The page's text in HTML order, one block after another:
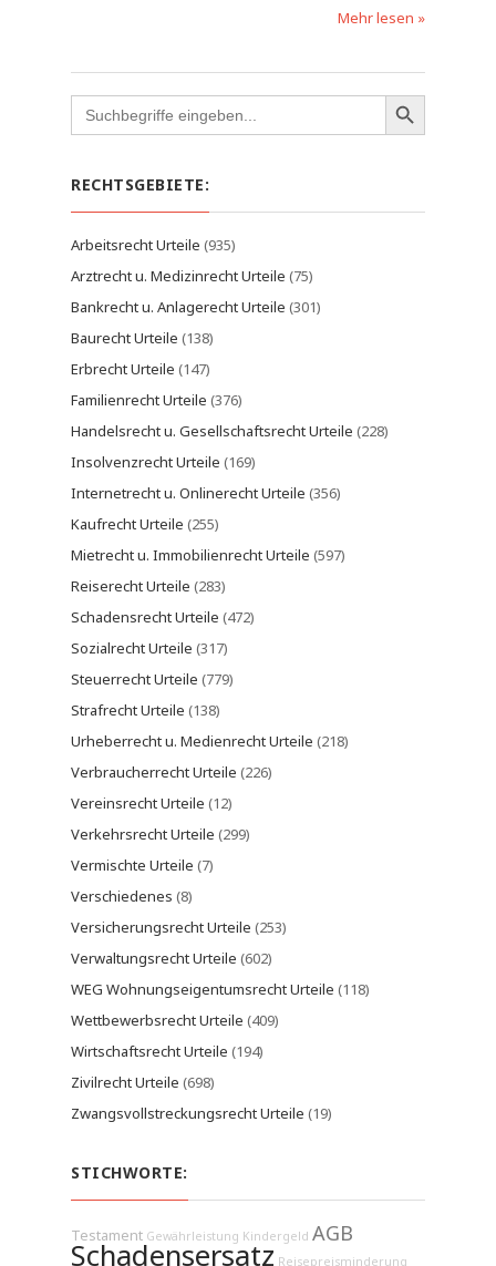
Mehr lesen »
Search
for:
RECHTSGEBIETE:
Arbeitsrecht Urteile (935)
Arztrecht u. Medizinrecht Urteile (75)
Bankrecht u. Anlagerecht Urteile (301)
Baurecht Urteile (138)
Erbrecht Urteile (147)
Familienrecht Urteile (376)
Handelsrecht u. Gesellschaftsrecht Urteile (228)
Insolvenzrecht Urteile (169)
Internetrecht u. Onlinerecht Urteile (356)
Kaufrecht Urteile (255)
Mietrecht u. Immobilienrecht Urteile (597)
Reiserecht Urteile (283)
Schadensrecht Urteile (472)
Sozialrecht Urteile (317)
Steuerrecht Urteile (779)
Strafrecht Urteile (138)
Urheberrecht u. Medienrecht Urteile (218)
Verbraucherrecht Urteile (226)
Vereinsrecht Urteile (12)
Verkehrsrecht Urteile (299)
Vermischte Urteile (7)
Verschiedenes (8)
Versicherungsrecht Urteile (253)
Verwaltungsrecht Urteile (602)
WEG Wohnungseigentumsrecht Urteile (118)
Wettbewerbsrecht Urteile (409)
Wirtschaftsrecht Urteile (194)
Zivilrecht Urteile (698)
Zwangsvollstreckungsrecht Urteile (19)
STICHWORTE:
Testament Gewährleistung Kindergeld AGB
Schadensersatz Reisepreisminderung